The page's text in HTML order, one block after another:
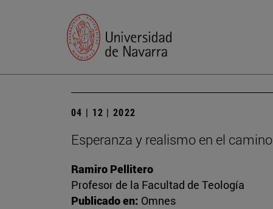
04 | 12 | 2022
Esperanza y realismo en el camino
Ramiro Pellitero
Profesor de la Facultad de Teología
Publicado en: Omnes